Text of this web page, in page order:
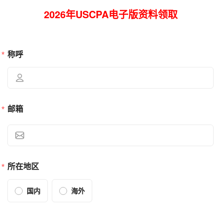
2026年USCPA电子版资料领取
称呼
邮箱
所在地区
国内 海外